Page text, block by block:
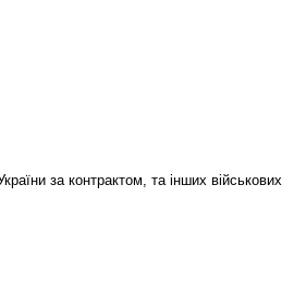
за контрактом, та інших військових